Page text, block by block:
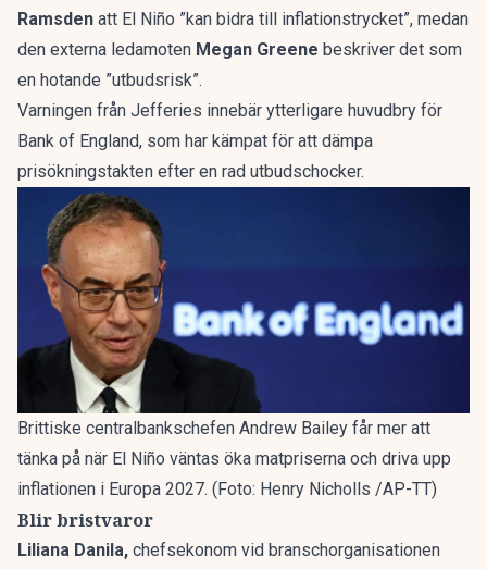
Ramsden att El Niño ”kan bidra till inflationstrycket”, medan
den externa ledamoten Megan Greene beskriver det som
en hotande ”utbudsrisk”.
Varningen från Jefferies innebär ytterligare huvudbry för
Bank of England, som har kämpat för att dämpa
prisökningstakten efter en rad utbudschocker.
Brittiske centralbankschefen Andrew Bailey får mer att
tänka på när El Niño väntas öka matpriserna och driva upp
inflationen i Europa 2027. (Foto: Henry Nicholls /AP-TT)
Blir bristvaror
Liliana Danila, chefsekonom vid branschorganisationen